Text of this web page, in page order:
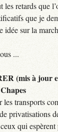
les retards que
que je
idée sur la
...
(mis à jour
Chapes
les transports
privatisations
qui